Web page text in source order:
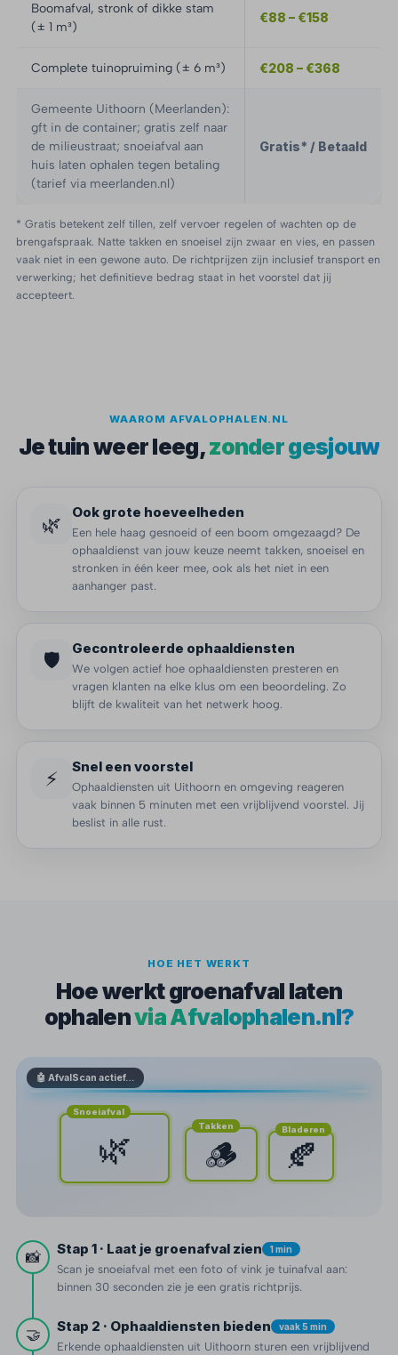
Boomafval, stronk of dikke stam
(± 1 m³)
€88 – €158
Complete tuinopruiming (± 6 m³) €208 – €368
Gemeente Uithoorn (Meerlanden):
gft in de container; gratis zelf naar
de milieustraat; snoeiafval aan
huis laten ophalen tegen betaling
(tarief via meerlanden.nl)
Gratis* / Betaald
* Gratis betekent zelf tillen, zelf vervoer regelen of wachten op de
brengafspraak. Natte takken en snoeisel zijn zwaar en vies, en passen
vaak niet in een gewone auto. De richtprijzen zijn inclusief transport en
verwerking; het definitieve bedrag staat in het voorstel dat jij
accepteert.
WAAROM AFVALOPHALEN.NL
Je tuin weer leeg,zonder gesjouw
🌿 Ook grote hoeveelheden
Een hele haag gesnoeid of een boom omgezaagd? De
ophaaldienst van jouw keuze neemt takken, snoeisel en
stronken in één keer mee, ook als het niet in een
aanhanger past.
🛡️ Gecontroleerde ophaaldiensten
We volgen actief hoe ophaaldiensten presteren en
vragen klanten na elke klus om een beoordeling. Zo
blijft de kwaliteit van het netwerk hoog.
⚡ Snel een voorstel
Ophaaldiensten uit Uithoorn en omgeving reageren
vaak binnen 5 minuten met een vrijblijvend voorstel. Jij
beslist in alle rust.
HOE HET WERKT
Hoe werkt groenafval laten
ophalenvia Afvalophalen.nl?
🤖 AfvalScan actief…
Snoeiafval
🌿
Takken
🪵
Bladeren
🍂
📸 Stap 1 · Laat je groenafval zien 1 min
Scan je snoeiafval met een foto of vink je tuinafval aan:
binnen 30 seconden zie je een gratis richtprijs.
🤝 Stap 2 · Ophaaldiensten bieden vaak 5 min
Erkende ophaaldiensten uit Uithoorn sturen een vrijblijvend